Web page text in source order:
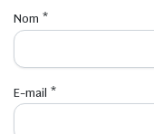
Nom *
E-mail *